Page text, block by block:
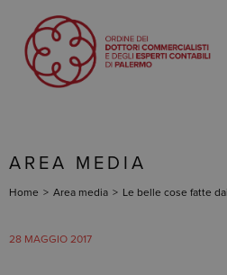
AREA MEDIA
Home > Area media > Le belle cose fatte
28 MAGGIO 2017